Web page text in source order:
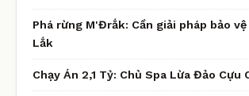
Phá rừng M'Đrắk: Cần giải pháp bảo
Lắk
Chạy Án 2,1 Tỷ: Chủ Spa Lừa Đảo Cựu